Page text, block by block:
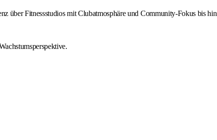
über Fitnessstudios mit Clubatmosphäre und Community-Fokus bis hin